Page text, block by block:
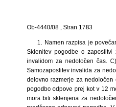
Ob-4440/08 , Stran 1783
1. Namen razpisa je povečanje števila zaposlenih invalidov. 2. Predmet razpisa so finančne vzpodbude delodajalcem za: A) Sklenitev pogodbe o zaposlitvi z brezposelnim invalidom za določen čas. B) Sklenitev pogodbe o zaposlitvi z brezposelnim invalidom za nedoločen čas. C) Neposreden prehod invalida iz javnih del v redno delovno razmerje za nedoločen čas. D) Samozaposlitev invalida za nedoločen čas. E) Prehod zaposlenega invalida iz delovnega razmerja sklenjenega za določen čas, v delovno razmerje za nedoločen čas. Pogodba iz kategorije A mora biti sklenjena za najmanj 12 mesecev. Če katerakoli stranka pogodbo odpove prej kot v 12 mesecih od njene sklenitve, gre za predčasno odpoved pogodbe. Pogodba iz kategorije B, C, D, E mora biti sklenjena za nedoločen čas. Če katerakoli stranka pogodbo odpove prej kot v 36 mesecih od njene sklenitve, gre za predčasno odpoved pogodbe. V primeru predčasne prekinitve pogodbe mora delodajalec Skladu vrniti sorazmerni delež prejete vzpodbude ne glede na odpovedni razlog. Za zaposlitev invalida iz kategorije A in E znaša vzpodbuda 4.000,00 EUR, za zaposlitve iz kategorij B, C, D pa 12.000,00 EUR. Pri zaposlitvi, pri kateri je delovni čas krajši od polnega, se vzpodbuda zmanjša za polovico. Izjema je zaposlitev invalida v njegovi maksimalni delovni obremenitvi, kot je določena z ustrezno odločbo o invalidnosti. 3. Pogoji za dodelitev finančne vzpodbude: 1. Da je pogodba o zaposlitvi sklenjena med 1. 10. 2007 in 30. 9. 2008. 2. Da je pogodba o zaposlitvi sklenjena za najmanj 20 ur tedensko. 3. Da ima invalid ustrezno odločbo o invalidnosti. 4. Da je invalid pravilno prijavljen v zdravstveno zavarovanje pri ZZZS, tako da je v obrazcu M1/M2 izpolnjena rubrika 37. 5. Da je bil invalid pri Zavodu RS za zaposlovanje vsaj en mesec neposredno pred sklenitvijo pogodbe o zaposlitvi v evidenci brezposelnih oseb, oseb vključenih v javna dela ali oseb na usposabljanju na delovnem mestu (ta pogoj ne velja za kategoriji zaposlitve D in E). 6. Da ne gre za sklenitev pogodbe o zaposlitvi z istim invalidom, za katerega je isti delodajalec kadarkoli v preteklosti že prejel sredstva za zaposlitev invalida od Sklada (ta pogoj ne velja za kategorijo zaposlitve